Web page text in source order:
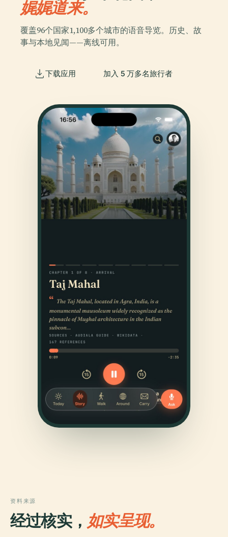
娓娓道来。
覆盖96个国家1,100多个城市的语音导览。历史、故
事与本地见闻——离线可用。
下载应用 加入 5 万多名旅行者
资料来源
经过核实， 如实呈现。